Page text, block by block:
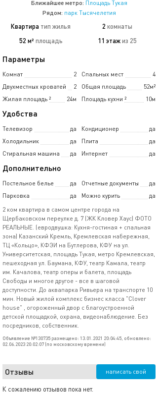
Ближайшее метро: Площадь Тукая
Рядом: парк Тысячелетия
Квартира тип жилья 2 комнаты
52 м² площадь 11 этажиз 25
Параметры
Комнат 2 Спальных мест
4
Двухместных кроватей
2 Общая площадь
52м²
Жилая площадь
24м
² Площадь кухни 10м
²
Удобства
Телевизор да Кондиционер
да
Холодильник
да Плита
да
Стиральная машина
да Интернет да
Дополнительно
Постельное белье да Отчетные документы
да
Парковка
да Можно курить
да
2 ком квартира в самом центре города на
Щербаковском переулке д. 7 (ЖК Кловер Хаус) ФОТО
РЕАЛЬНЫЕ. (евродвушка: Кухня-гостиная + спальная
зона) Казанский Кремль, Кремлевская набережная,
ТЦ «Кольцо», КФЭИ на Бутлерова, КФУ на ул.
Университетская, площадь Тукая, метро Кремлевская,
пешеходная ул. Баумана, КФУ, театр Камала, театр
им. Качалова, театр оперы и балета, площадь
Свободы и многое другое - все в шаговой
доступности. До аквапарка Ривьера на транспорте 10
мин. Новый жилой комплекс бизнес класса "Clover
house" , огороженный двор с благоустроенной
детской площадкой, охрана, видеонаблюдение. Без
посредников, собственник.
Объявление №130735 размещено: 13.01.2021 20:04:45, обновлено:
02.06.2023 20:02:07 (по московскому времени)
Отзывы написать свой
К сожалению отзывов пока нет.